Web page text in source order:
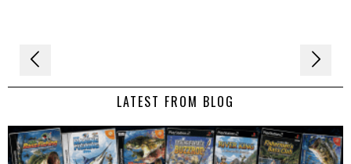
Navigation
de LATEST FROM BLOG